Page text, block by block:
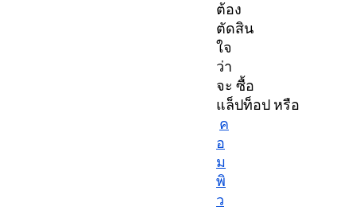
ต้อง
ตัดสิน
ใจ
ว่า
จะ ซื้อ
แล็ปท็อป หรือ
ค
อ
ม
พิ
ว